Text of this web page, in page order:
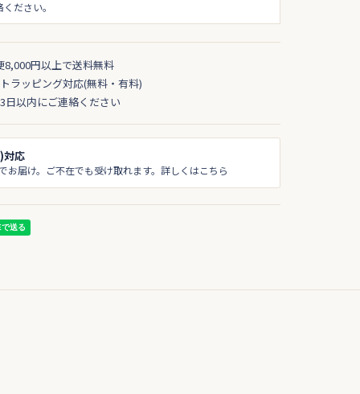
ださい。
8,000円以上で送料無料
ラッピング対応(無料・有料)
日以内にご連絡ください
対応
お届け。ご不在でも受け取れます。詳しくはこちら